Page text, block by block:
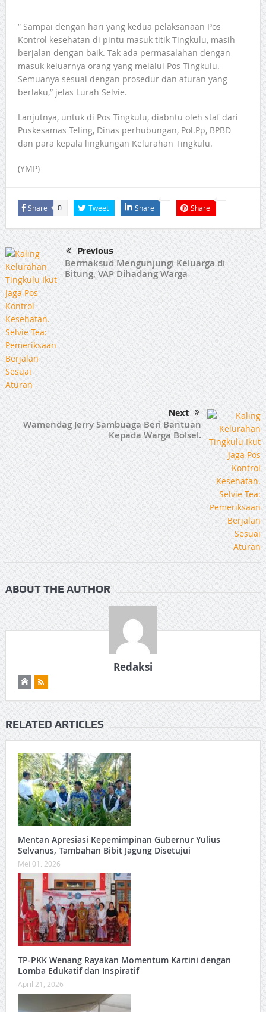
” Sampai dengan hari yang kedua pelaksanaan Pos
Kontrol kesehatan di pintu masuk titik Tingkulu, masih
berjalan dengan baik. Tak ada permasalahan dengan
masuk keluarnya orang yang melalui Pos Tingkulu.
Semuanya sesuai dengan prosedur dan aturan yang
berlaku,” jelas Lurah Selvie.
Lanjutnya, untuk di Pos Tingkulu, diabntu oleh staf dari
Puskesamas Teling, Dinas perhubungan, Pol.Pp, BPBD
dan para kepala lingkungan Kelurahan Tingkulu.
(YMP)
Share 0 Tweet Share Share
Previous
Bermaksud Mengunjungi Keluarga di
Bitung, VAP Dihadang Warga
Next
Wamendag Jerry Sambuaga Beri Bantuan
Kepada Warga Bolsel.
ABOUT THE AUTHOR
Redaksi
RELATED ARTICLES
Mentan Apresiasi Kepemimpinan Gubernur Yulius
Selvanus, Tambahan Bibit Jagung Disetujui
Mei 01, 2026
TP-PKK Wenang Rayakan Momentum Kartini dengan
Lomba Edukatif dan Inspiratif
April 21, 2026